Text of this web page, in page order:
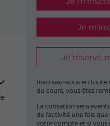
Je
Je réserve
Inscrivez-vous en toute
du cours, vous êtes
La cotisation sera
de l'activité une fois
votre compte et si vous